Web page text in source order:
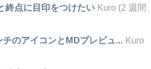
終点に目印をつけたいKuro (2 週間
チのアイコンとMDプレビュ... Kuro